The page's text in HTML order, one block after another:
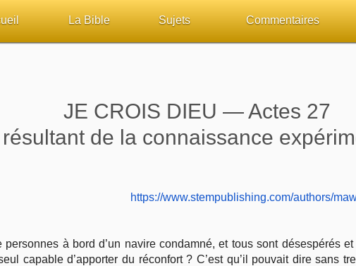
d'actualité
La Bible
Rechercher (concordance)
Études et commentaires par passage
Versets Classés
Sujets
La Bible
Mort, résurrection
L'Église, l'Assemblée
Commentaires
Édification
COURS Bibliques -
Pour débuter
JE CROIS DIEU — Actes 27
de la connaissance
https://www.stempublishing.com/authors/
personnes à bord d’un navire condamné, et tous sont désespérés
capable d’apporter du réconfort ? C’est qu’il pouvait dire sans